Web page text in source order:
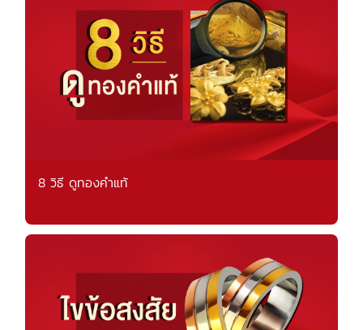
8 วิธี ดูทองคำแท้